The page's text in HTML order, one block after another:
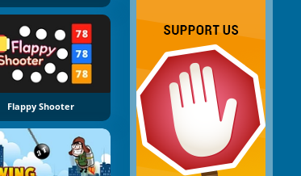
Flappy Shooter